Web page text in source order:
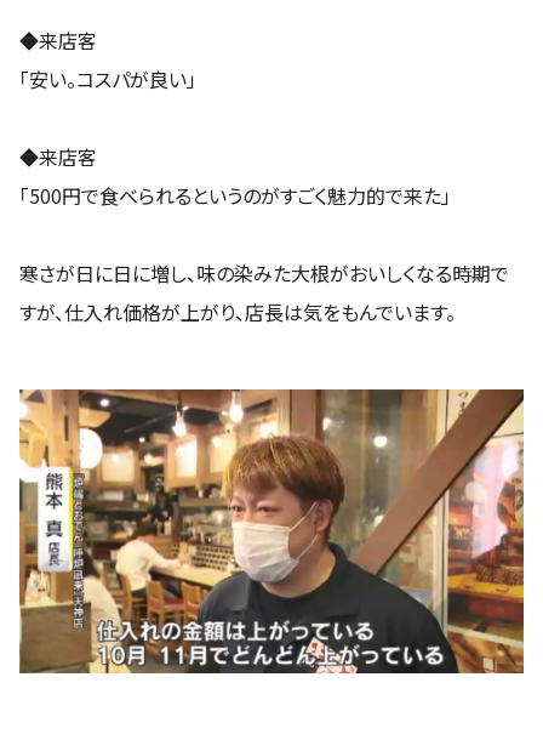
◆来店客
「安い。コスパが良い」
◆来店客
「500円で食べられるというのがすごく魅力的で来た」
寒さが日に日に増し、味の染みた大根がおいしくなる時期で
すが、仕入れ価格が上がり、店長は気をもんでいます。